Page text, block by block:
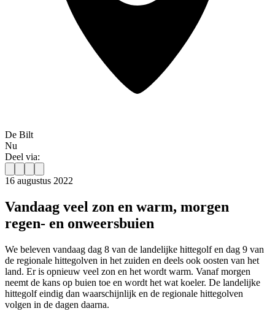
De Bilt
Nu
Deel via:
16 augustus 2022
Vandaag veel zon en warm, morgen
regen- en onweersbuien
We beleven vandaag dag 8 van de landelijke hittegolf en dag 9 van
de regionale hittegolven in het zuiden en deels ook oosten van het
land. Er is opnieuw veel zon en het wordt warm. Vanaf morgen
neemt de kans op buien toe en wordt het wat koeler. De landelijke
hittegolf eindig dan waarschijnlijk en de regionale hittegolven
volgen in de dagen daarna.